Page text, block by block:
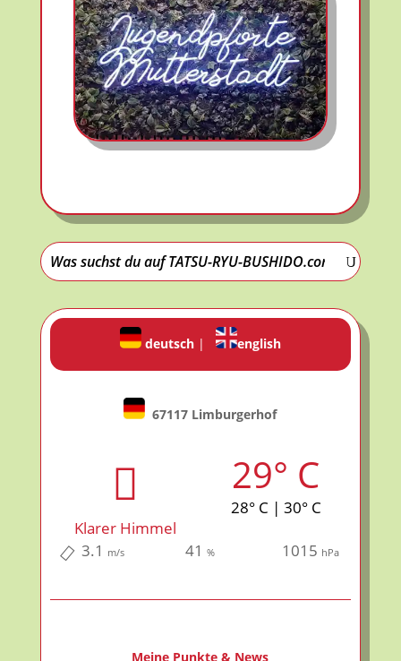
deutsch| english
67117 Limburgerhof
Klarer Himmel
29° C
28° C | 30° C
3.1 m/s 41% 1015 hPa
Meine Punkte & News